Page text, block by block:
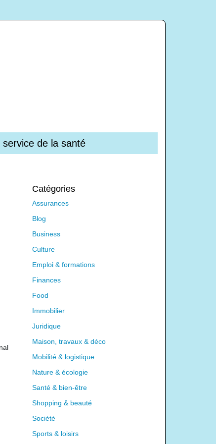
service de la santé
Catégories
Assurances
Blog
Business
Culture
Emploi & formations
Finances
Food
Immobilier
Juridique
Maison, travaux & déco
Mobilité & logistique
Nature & écologie
Santé & bien-être
Shopping & beauté
Société
Sports & loisirs